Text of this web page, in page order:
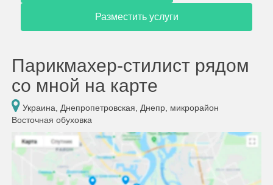
Разместить услуги
Парикмахер-стилист рядом
со мной на карте
Украина, Днепропетровская, Днепр, микрорайон
Восточная обуховка